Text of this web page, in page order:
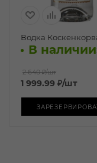
Водка
В
2 640 ₽/шт
1 999.99 ₽/шт